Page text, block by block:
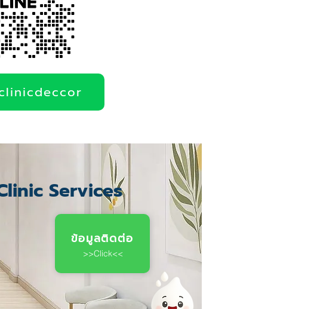
Services
ข้อมูลติดต่อ
>>Click<<